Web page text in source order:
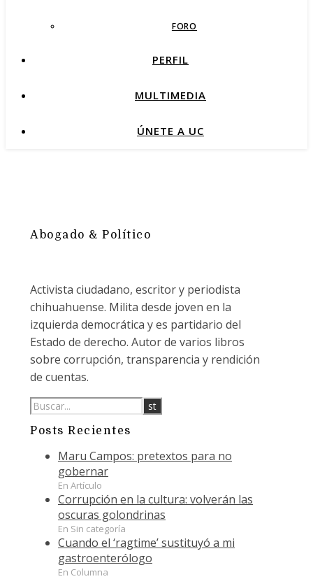
FORO
PERFIL
MULTIMEDIA
ÚNETE A UC
Abogado & Político
Activista ciudadano, escritor y periodista
chihuahuense. Milita desde joven en la
izquierda democrática y es partidario del
Estado de derecho. Autor de varios libros
sobre corrupción, transparencia y rendición
de cuentas.
Posts Recientes
Maru Campos: pretextos para no
gobernar
En Artículo
Corrupción en la cultura: volverán las
oscuras golondrinas
En Sin categoría
Cuando el ‘ragtime’ sustituyó a mi
gastroenterólogo
En Columna